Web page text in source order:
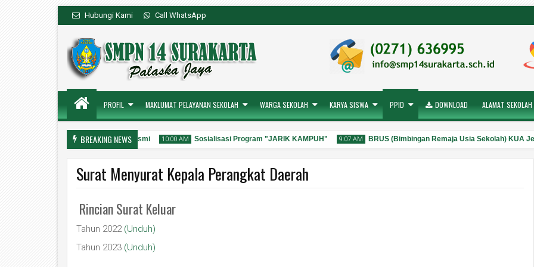
Hubungi Kami Call WhatsApp
PROFIL MAKLUMAT PELAYANAN SEKOLAH WARGA SEKOLAH KARYA SISWA PPID DOWNLOAD ALAMAT SEKOLAH
BREAKING NEWS
Kanal Layanan Pengaduan Resmi 10:00 AM Sosialisasi Program "JARIK KAMPUH" 9:07 AM BRUS (Bimbingan Remaja Usia Sekolah) KUA
Surat Menyurat Kepala Perangkat Daerah
Rincian Surat Keluar
Tahun 2022 (Unduh)
Tahun 2023 (Unduh)